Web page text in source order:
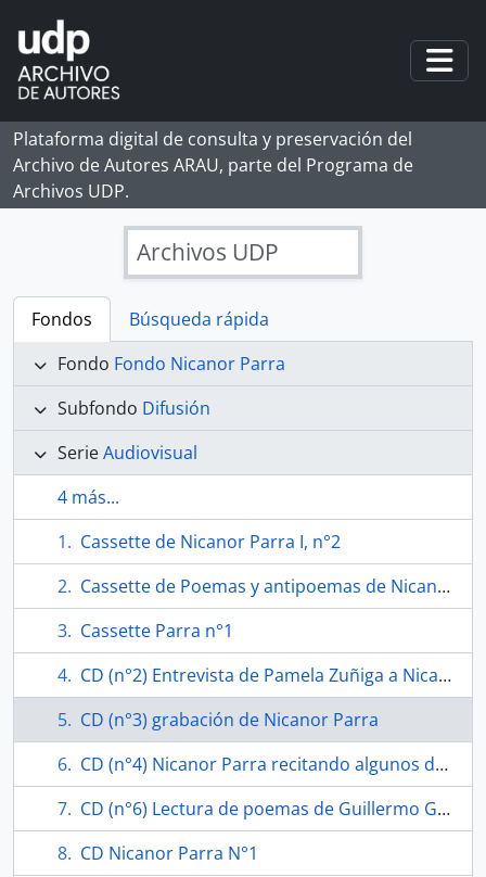
Skip to main content
Plataforma digital de consulta y preservación del
Archivo de Autores ARAU, parte del Programa de
Archivos UDP.
Archivos UDP
Fondos
Búsqueda rápida
Fondo Fondo Nicanor Parra
Subfondo Difusión
SerieAudiovisual
4 más...
Cassette de Nicanor Parra I, n°2
Cassette de Poemas y antipoemas de Nicanor Parra n°4
Cassette Parra n°1
CD (n°2) Entrevista de Pamela Zuñiga a Nicanor Parra en Las Cruces
CD (n°3) grabación de Nicanor Parra
CD (n°4) Nicanor Parra recitando algunos de sus poemas
CD (n°6) Lectura de poemas de Guillermo García
CD Nicanor Parra N°1